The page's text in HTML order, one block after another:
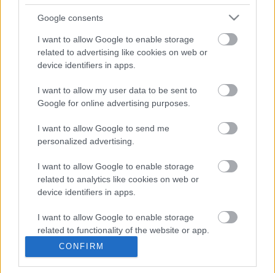
Google consents
I want to allow Google to enable storage
related to advertising like cookies on web or
device identifiers in apps.
I want to allow my user data to be sent to
Google for online advertising purposes.
I want to allow Google to send me
personalized advertising.
I want to allow Google to enable storage
related to analytics like cookies on web or
device identifiers in apps.
I want to allow Google to enable storage
related to functionality of the website or app.
I want to allow Google to enable storage
related to personalization.
CONFIRM
közel 1500 dolgozó veszíti el a munkáját a
PostNordnál dolgozó 4600 emberből.
A csökkenő levélforgalom Európa-szerte
azt közölte, hogy 8000 munkást bocsátana el a
cégnél összesen dolgozó 187 ezerből – írta a
ECSUP SHORTS Összes videó